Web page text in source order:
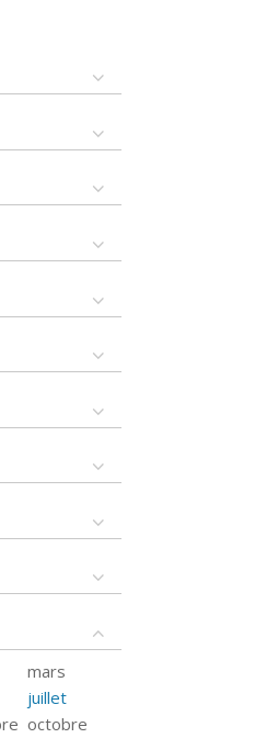
mars
juillet
octobre